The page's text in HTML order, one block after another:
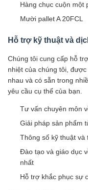
Hàng chục cuộn một
Mười pallet A 20FCL
Hỗ trợ kỹ thuật và
Chúng tôi cung cấp hỗ
nhiệt của chúng tôi,
nhau và có sẵn trong
yêu cầu cụ thể của bạn.
Tư vấn chuyên môn
Giải pháp sản phẩm
Thông số kỹ thuật và
Đào tạo và giáo dục
nhất
Hỗ trợ khắc phục sự